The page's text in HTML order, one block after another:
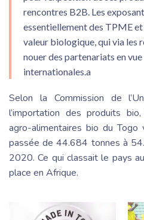
rencontres B2B. Les
essentiellement des TPME
valeur biologique, qui via les
nouer des partenariats en
internationales.a
Selon la Commission de
l’importation des produits
agro-alimentaires bio du Togo
passée de 44.684 tonnes à
2020. Ce qui classait le pays
place en Afrique.